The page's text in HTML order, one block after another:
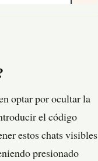
optar por ocultar la
el código
estos chats visibles
presionado